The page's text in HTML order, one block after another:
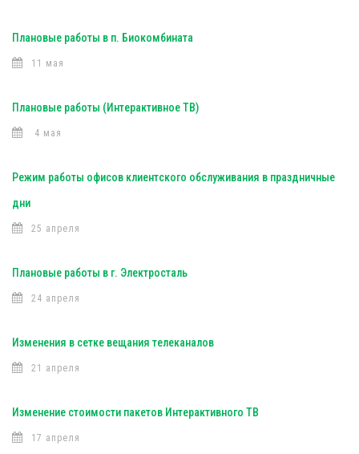
Плановые работы в п. Биокомбината
11 мая
Плановые работы (Интерактивное ТВ)
4 мая
Режим работы офисов клиентского обслуживания в праздничные
дни
25 апреля
Плановые работы в г. Электросталь
24 апреля
Изменения в сетке вещания телеканалов
21 апреля
Изменение стоимости пакетов Интерактивного ТВ
17 апреля